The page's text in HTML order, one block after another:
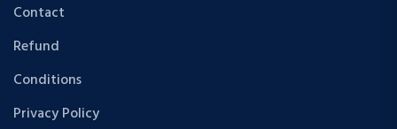
Contact
Refund
Conditions
Privacy Policy